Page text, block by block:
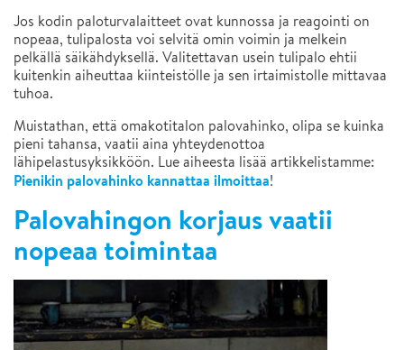
Jos kodin paloturvalaitteet ovat kunnossa ja reagointi on
nopeaa, tulipalosta voi selvitä omin voimin ja melkein
pelkällä säikähdyksellä. Valitettavan usein tulipalo ehtii
kuitenkin aiheuttaa kiinteistölle ja sen irtaimistolle mittavaa
tuhoa.
Muistathan, että omakotitalon palovahinko, olipa se kuinka
pieni tahansa, vaatii aina yhteydenottoa
lähipelastusyksikköön. Lue aiheesta lisää artikkelistamme:
Pienikin palovahinko kannattaa ilmoittaa!
Palovahingon korjaus vaatii
nopeaa toimintaa